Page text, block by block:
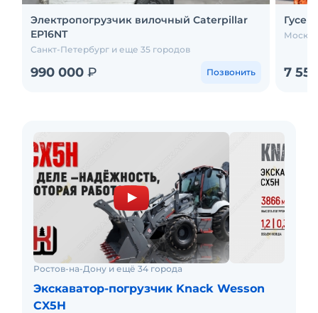
Электропогрузчик вилочный Caterpillar
EP16NT
Санкт-Петербург и еще 35 городов
990 000 ₽ Позвонить 7
Ростов-на-Дону и ещё 34 города
Экскаватор-погрузчик Knack Wesson
CX5H